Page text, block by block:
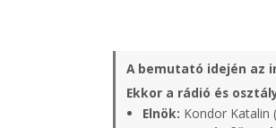
A bemutató idején az
Ekkor a rádió és
Elnök: Kondor Katalin